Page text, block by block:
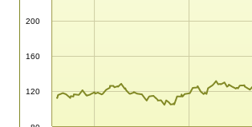
120
160
200